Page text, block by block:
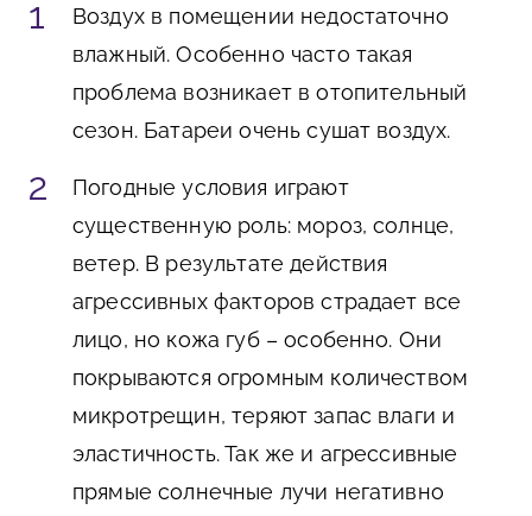
Воздух в помещении недостаточно
влажный. Особенно часто такая
проблема возникает в отопительный
сезон. Батареи очень сушат воздух.
Погодные условия играют
существенную роль: мороз, солнце,
ветер. В результате действия
агрессивных факторов страдает все
лицо, но кожа губ – особенно. Они
покрываются огромным количеством
микротрещин, теряют запас влаги и
эластичность. Так же и агрессивные
прямые солнечные лучи негативно